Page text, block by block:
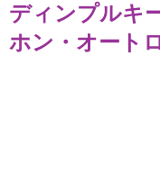
ディンプルキ
ホン・オート